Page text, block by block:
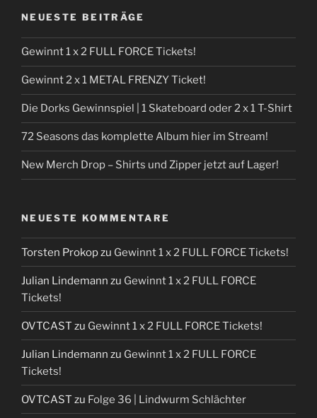
NEUESTE BEITRÄGE
Gewinnt 1 x 2 FULL FORCE Tickets!
Gewinnt 2 x 1 METAL FRENZY Ticket!
Die Dorks Gewinnspiel | 1 Skateboard oder 2 x 1 T-Shirt
72 Seasons das komplette Album hier im Stream!
New Merch Drop – Shirts und Zipper jetzt auf Lager!
NEUESTE KOMMENTARE
Torsten Prokopzu Gewinnt 1 x 2 FULL FORCE Tickets!
Julian Lindemann zu Gewinnt 1 x 2 FULL FORCE
Tickets!
OVTCAST zu Gewinnt 1 x 2 FULL FORCE Tickets!
Julian Lindemann zu Gewinnt 1 x 2 FULL FORCE
Tickets!
OVTCAST zu Folge 36 | Lindwurm Schlächter